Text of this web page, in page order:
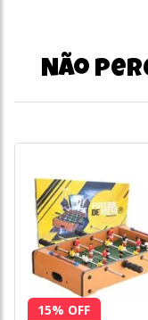
Não
15% OFF